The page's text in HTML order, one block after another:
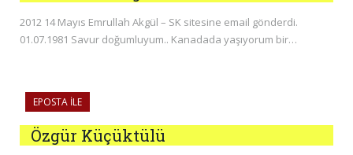
2012 14 Mayıs Emrullah Akgül – SK sitesine email gönderdi.
01.07.1981 Savur doğumluyum.. Kanadada yaşıyorum bir…
EPOSTA ILE
Özgür Küçüktülü